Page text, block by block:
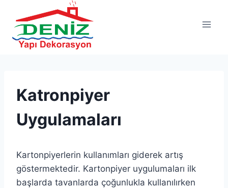
Katronpiyer
Uygulamaları
Kartonpiyerlerin kullanımları giderek artış
göstermektedir. Kartonpiyer uygulumaları ilk
başlarda tavanlarda çoğunlukla kullanılırken